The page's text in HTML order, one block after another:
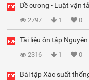
Đề cương - Luật vận
2797 1 0
Tài liệu ôn tập
2316 1 0
Bài tập Xác suất